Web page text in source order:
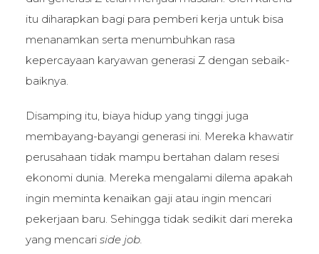
itu diharapkan bagi para pemberi kerja untuk bisa
menanamkan serta menumbuhkan rasa
kepercayaan karyawan generasi Z dengan sebaik-
baiknya.
Disamping itu, biaya hidup yang tinggi juga
membayang-bayangi generasi ini. Mereka khawatir
perusahaan tidak mampu bertahan dalam resesi
ekonomi dunia. Mereka mengalami dilema apakah
ingin meminta kenaikan gaji atau ingin mencari
pekerjaan baru. Sehingga tidak sedikit dari mereka
yang mencari side job.